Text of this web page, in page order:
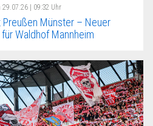
29.07.26 | 09:32 Uhr
Münster – Neuer
Waldhof Mannheim